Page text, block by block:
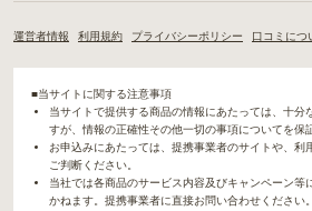
運営者情報 利用規約 プライバシーポリシー 口コミにつ
■当サイトに関する注意事項
当サイトで提供する商品の情報にあたっては、十分
すが、情報の正確性その他一切の事項についてを保
お申込みにあたっては、提携事業者のサイトや、利
ご判断ください。
当社では各商品のサービス内容及びキャンペーン等
かねます。提携事業者に直接お問い合わせください。